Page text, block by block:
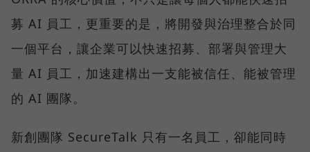
募 AI 員工，更重要的是，將開發與治理整合於同
一個平台，讓企業可以快速招募、部署與管理大
量 AI 員工，加速建構出一支能被信任、能被管理
的 AI 團隊。
新創團隊 SecureTalk 只有一名員工，卻能同時